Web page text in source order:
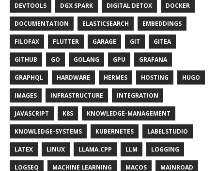
DEVTOOLS DGX SPARK DIGITAL DETOX DOCKER
DOCUMENTATION ELASTICSEARCH EMBEDDINGS
FILOFAX FLUTTER GARAGE GIT GITEA
GITHUB GO GOLANG GPU GRAFANA
GRAPHQL HARDWARE HERMES HOSTING HUGO
IMAGES INFRASTRUCTURE INTEGRATION
JAVASCRIPT K8S KNOWLEDGE-MANAGEMENT
KNOWLEDGE-SYSTEMS KUBERNETES LABELSTUDIO
LATEX LINUX LLAMA.CPP LLM LOGGING
LOGSEQ MACHINE LEARNING MACOS MAINROAD